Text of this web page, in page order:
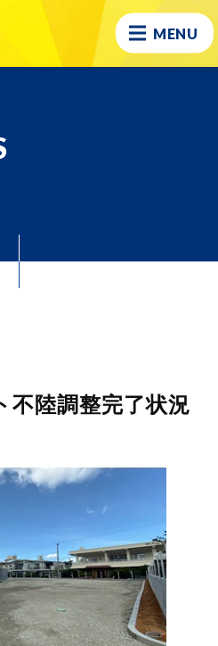
MENU
不陸調整完了状況